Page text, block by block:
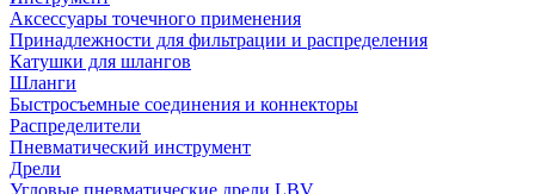
Аксессуары точечного применения
Принадлежности для фильтрации и распределения
Катушки для шлангов
Шланги
Быстросъемные соединения и коннекторы
Распределители
Пневматический инструмент
Дрели
Угловые пневматические дрели LBV